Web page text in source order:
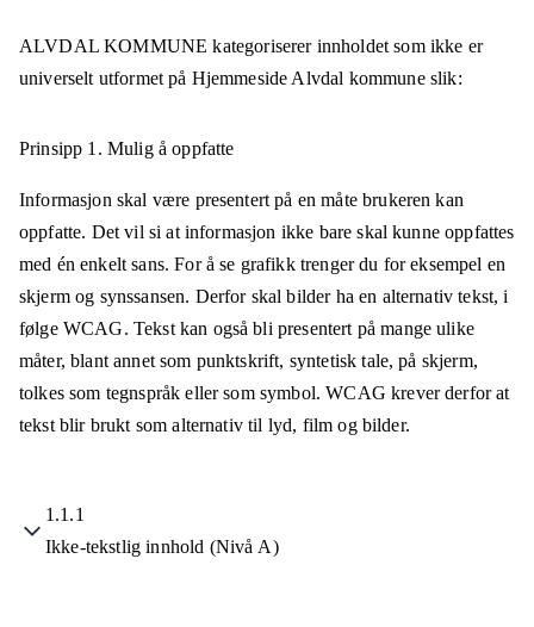
ALVDAL KOMMUNE kategoriserer innholdet som ikke er
universelt utformet på Hjemmeside Alvdal kommuneslik:
Prinsipp 1. Mulig å oppfatte
Informasjon skal være presentert på en måte brukeren kan
oppfatte. Det vil si at informasjon ikke bare skal kunne oppfattes
med én enkelt sans. For å se grafikk trenger du for eksempel en
skjerm og synssansen. Derfor skal bilder ha en alternativ tekst, i
følge WCAG. Tekst kan også bli presentert på mange ulike
måter, blant annet som punktskrift, syntetisk tale, på skjerm,
tolkes som tegnspråk eller som symbol. WCAG krever derfor at
tekst blir brukt som alternativ til lyd, film og bilder.
1.1.1
Ikke-tekstlig innhold (Nivå A)